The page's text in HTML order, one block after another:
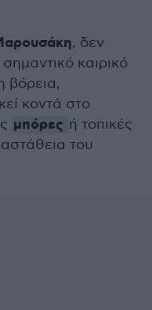
, δεν
καιρικό
βόρεια,
κοντά στο
μπόρες ή τοπικές
του